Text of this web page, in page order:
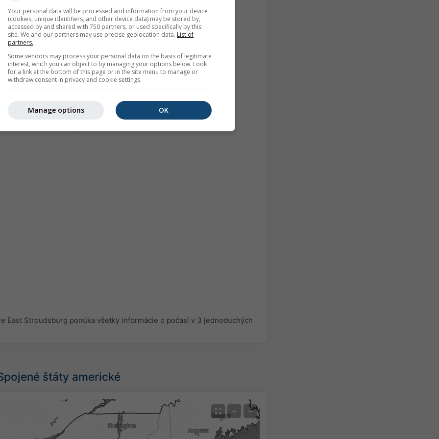
East Stroudsburg ponúka všetky informácie o počasí v 3 jednoduchých
štáty americké
+ −
Your personal data will be processed and information from your device
(cookies, unique identifiers, and other device data) may be stored by,
accessed by and shared with 750 partners, or used specifically by this
site. We and our partners may use precise geolocation data. List of
partners.
Some vendors may process your personal data on the basis of legitimate
interest, which you can object to by managing your options below. Look
for a link at the bottom of this page or in the site menu to manage or
withdraw consent in privacy and cookie settings.
OK
Manage options